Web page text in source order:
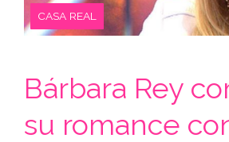
CASA REAL
Bárbara Rey
su romance